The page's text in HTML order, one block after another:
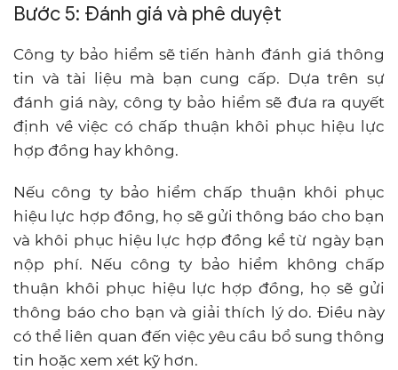
Bước 5: Đánh giá và phê duyệt
Công ty bảo hiểm sẽ tiến hành đánh giá thông
tin và tài liệu mà bạn cung cấp. Dựa trên sự
đánh giá này, công ty bảo hiểm sẽ đưa ra quyết
định về việc có chấp thuận khôi phục hiệu lực
hợp đồng hay không.
Nếu công ty bảo hiểm chấp thuận khôi phục
hiệu lực hợp đồng, họ sẽ gửi thông báo cho bạn
và khôi phục hiệu lực hợp đồng kể từ ngày bạn
nộp phí. Nếu công ty bảo hiểm không chấp
thuận khôi phục hiệu lực hợp đồng, họ sẽ gửi
thông báo cho bạn và giải thích lý do. Điều này
có thể liên quan đến việc yêu cầu bổ sung thông
tin hoặc xem xét kỹ hơn.